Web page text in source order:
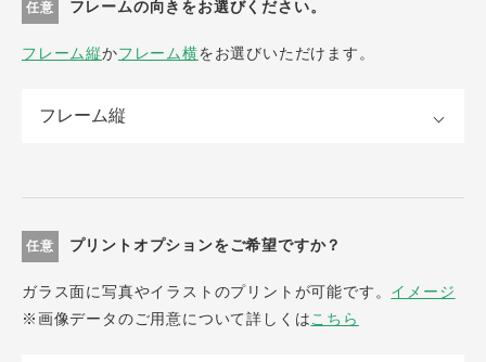
任意 フレームの向きをお選びください。
フレーム縦かフレーム横をお選びいただけます。
任意 プリントオプションをご希望ですか？
ガラス面に写真やイラストのプリントが可能です。 イメージ
※画像データのご用意について詳しくはこちら